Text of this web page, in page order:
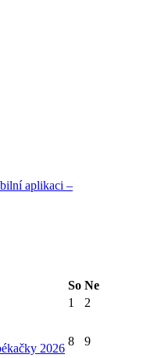
aplikaci –
So Ne
1 2
2026
8 9